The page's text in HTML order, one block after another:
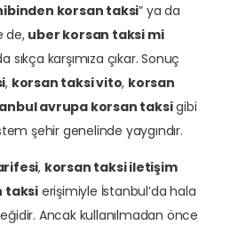
korsan taksi” ya da
de,uber korsan taksi mi
sıkça karşımıza çıkar. Sonuç
, korsan taksi vito, korsan
avrupa korsan taksigibi
şehir genelinde yaygındır.
, korsan taksi iletişim
taksierişimiyle İstanbul’da hala
Ancak kullanılmadan önce